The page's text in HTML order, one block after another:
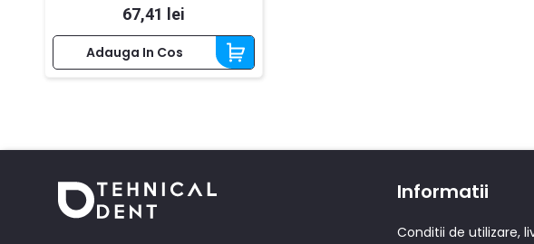
Pret
67,41 lei
Adauga In Cos
Informatii
Conditii de utilizare,